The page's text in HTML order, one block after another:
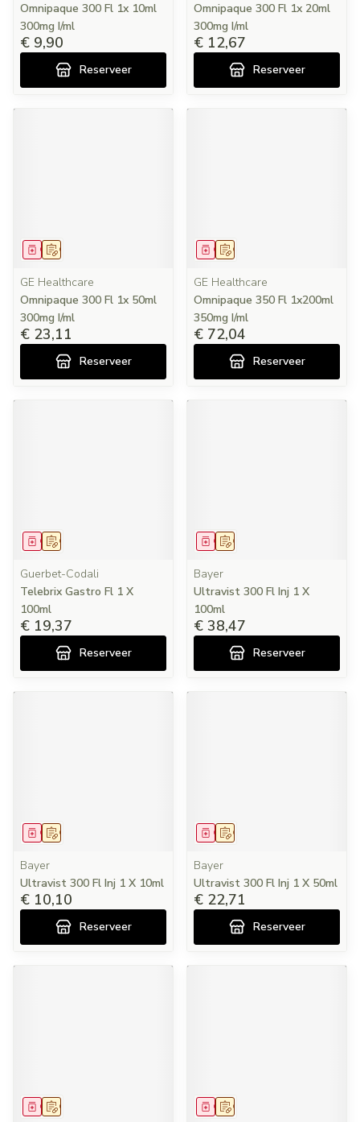
Omnipaque 300 Fl 1x 10ml
300mg I/ml
€ 9,90
Reserveer
Omnipaque 300 Fl 1x 20ml
300mg I/ml
€ 12,67
Reserveer
Op voorschrift
Geneesmiddel
GE Healthcare
Omnipaque 300 Fl 1x 50ml
300mg I/ml
€ 23,11
Reserveer
Op voorschrift
Geneesmiddel
GE Healthcare
Omnipaque 350 Fl 1x200ml
350mg I/ml
€ 72,04
Reserveer
Op voorschrift
Geneesmiddel
Guerbet-Codali
Telebrix Gastro Fl 1 X
100ml
€ 19,37
Reserveer
Op voorschrift
Geneesmiddel
Bayer
Ultravist 300 Fl Inj 1 X
100ml
€ 38,47
Reserveer
Op voorschrift
Geneesmiddel
Bayer
Ultravist 300 Fl Inj 1 X 10ml
€ 10,10
Reserveer
Op voorschrift
Geneesmiddel
Bayer
Ultravist 300 Fl Inj 1 X 50ml
€ 22,71
Reserveer
Op voorschrift
Geneesmiddel Op voorschrift
Geneesmiddel